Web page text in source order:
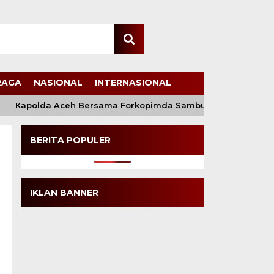
NASIONAL INTERNASIONAL
Kapolda Aceh Bersama Forkopimda Sambut Kunjungan
BERITA POPULER
IKLAN BANNER